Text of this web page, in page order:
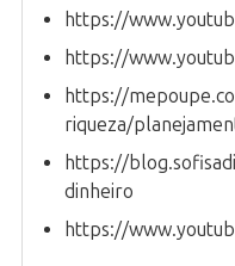
https://
https://
https://
riqueza/
https://
dinheiro
https://